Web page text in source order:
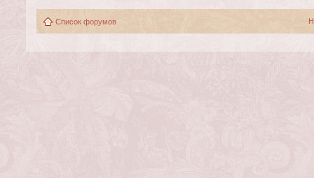
Список форумов